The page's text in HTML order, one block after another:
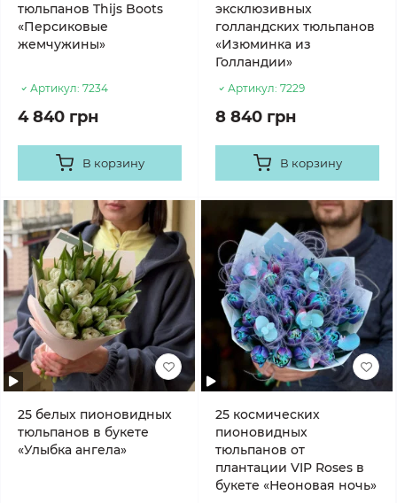
тюльпанов Thijs Boots
«Персиковые
жемчужины»
Артикул: 7234
4 840 грн
В корзину
эксклюзивных
голландских тюльпанов
«Изюминка из
Голландии»
Артикул: 7229
8 840 грн
В корзину
25 белых пионовидных
тюльпанов в букете
«Улыбка ангела»
25 космических
пионовидных
тюльпанов от
плантации VIP Roses в
букете «Неоновая ночь»